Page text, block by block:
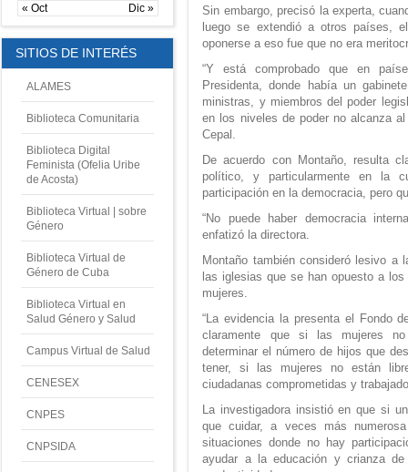
Sin embargo, precisó la experta,
luego se extendió a otros países,
oponerse a eso fue que no era
“Y está comprobado que en
Presidenta, donde había un
ministras, y miembros del poder
en los niveles de poder no alcanza
Cepal.
De acuerdo con Montaño, resulta
político, y particularmente en la
participación en la democracia, pero
“No puede haber democracia
enfatizó la directora.
Montaño también consideró lesivo a
las iglesias que se han opuesto a
mujeres.
“La evidencia la presenta el Fondo
claramente que si las mujeres
determinar el número de hijos que
tener, si las mujeres no están
ciudadanas comprometidas y
La investigadora insistió en que si
que cuidar, a veces más
situaciones donde no hay
ayudar a la educación y crianza
« Oct Dic »
SITIOS DE INTERÉS
ALAMES
Biblioteca Comunitaria
Biblioteca Digital
Feminista (Ofelia Uribe
de Acosta)
Biblioteca Virtual | sobre
Género
Biblioteca Virtual de
Género de Cuba
Biblioteca Virtual en
Salud Género y Salud
Campus Virtual de Salud
CENESEX
CNPES
CNPSIDA